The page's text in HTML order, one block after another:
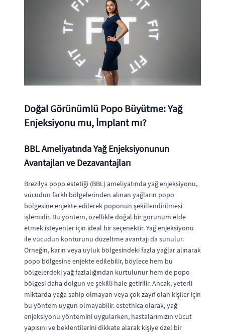
Doğal Görünümlü Popo Büyütme: Yağ
Enjeksiyonu mu, İmplant mı?
BBL Ameliyatında Yağ Enjeksiyonunun
Avantajları ve Dezavantajları
Brezilya popo estetiği (BBL) ameliyatında yağ enjeksiyonu,
vücudun farklı bölgelerinden alınan yağların popo
bölgesine enjekte edilerek poponun şekillendirilmesi
işlemidir. Bu yöntem, özellikle doğal bir görünüm elde
etmek isteyenler için ideal bir seçenektir. Yağ enjeksiyonu
ile vücudun konturunu düzeltme avantajı da sunulur.
Örneğin, karın veya uyluk bölgesindeki fazla yağlar alınarak
popo bölgesine enjekte edilebilir, böylece hem bu
bölgelerdeki yağ fazlalığından kurtulunur hem de popo
bölgesi daha dolgun ve şekilli hale getirilir. Ancak, yeterli
miktarda yağa sahip olmayan veya çok zayıf olan kişiler için
bu yöntem uygun olmayabilir. estethica olarak, yağ
enjeksiyonu yöntemini uygularken, hastalarımızın vücut
yapısını ve beklentilerini dikkate alarak kişiye özel bir